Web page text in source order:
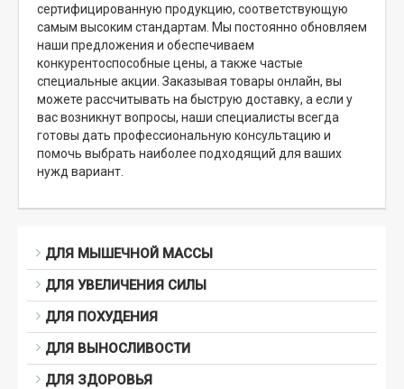
сертифицированную продукцию, соответствующую
самым высоким стандартам. Мы постоянно обновляем
наши предложения и обеспечиваем
конкурентоспособные цены, а также частые
специальные акции. Заказывая товары онлайн, вы
можете рассчитывать на быструю доставку, а если у
вас возникнут вопросы, наши специалисты всегда
готовы дать профессиональную консультацию и
помочь выбрать наиболее подходящий для ваших
нужд вариант.
ДЛЯ МЫШЕЧНОЙ МАССЫ
ДЛЯ УВЕЛИЧЕНИЯ СИЛЫ
ДЛЯ ПОХУДЕНИЯ
ДЛЯ ВЫНОСЛИВОСТИ
ДЛЯ ЗДОРОВЬЯ